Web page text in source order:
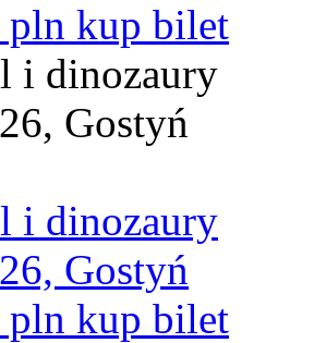
pln kup bilet
i dinozaury
Gostyń
i dinozaury
Gostyń
pln kup bilet